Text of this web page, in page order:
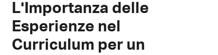
L'Importanza delle
Esperienze nel
Curriculum per un